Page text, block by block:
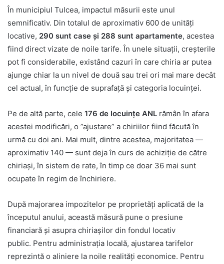
În municipiul Tulcea, impactul măsurii este unul
semnificativ. Din totalul de aproximativ 600 de unități
locative, 290 sunt case și 288 sunt apartamente, acestea
fiind direct vizate de noile tarife. În unele situații, creșterile
pot fi considerabile, existând cazuri în care chiria ar putea
ajunge chiar la un nivel de două sau trei ori mai mare decât
cel actual, în funcție de suprafață și categoria locuinței.
Pe de altă parte, cele 176 de locuințe ANL rămân în afara
acestei modificări, o ”ajustare” a chiriilor fiind făcută în
urmă cu doi ani. Mai mult, dintre acestea, majoritatea —
aproximativ 140 — sunt deja în curs de achiziție de către
chiriași, în sistem de rate, în timp ce doar 36 mai sunt
ocupate în regim de închiriere.
După majorarea impozitelor pe proprietăți aplicată de la
începutul anului, această măsură pune o presiune
financiară și asupra chiriașilor din fondul locativ
public. Pentru administrația locală, ajustarea tarifelor
reprezintă o aliniere la noile realități economice. Pentru